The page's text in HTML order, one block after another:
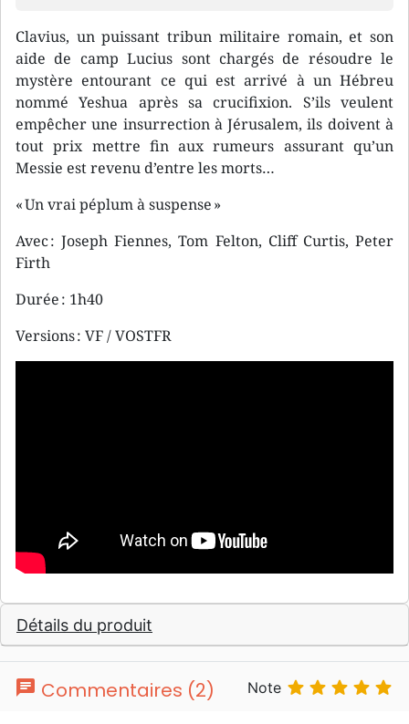
Clavius, un puissant tribun militaire romain, et son
aide de camp Lucius sont chargés de résoudre le
mystère entourant ce qui est arrivé à un Hébreu
nommé Yeshua après sa crucifixion. S’ils veulent
empêcher une insurrection à Jérusalem, ils doivent à
tout prix mettre fin aux rumeurs assurant qu’un
Messie est revenu d’entre les morts…
« Un vrai péplum à suspense »
Avec : Joseph Fiennes, Tom Felton, Cliff Curtis, Peter
Firth
Durée : 1h40
Versions : VF / VOSTFR
Détails du produit
chat Commentaires (2) Note     